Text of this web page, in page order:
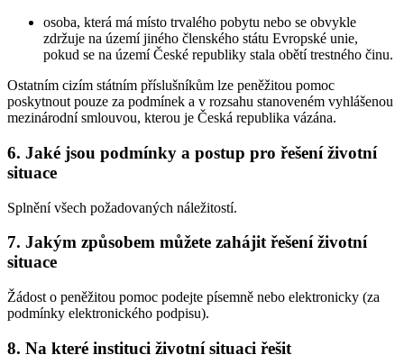
osoba, která má místo trvalého pobytu nebo se obvykle
zdržuje na území jiného členského státu Evropské unie,
pokud se na území České republiky stala obětí trestného činu.
Ostatním cizím státním příslušníkům lze peněžitou pomoc
poskytnout pouze za podmínek a v rozsahu stanoveném vyhlášenou
mezinárodní smlouvou, kterou je Česká republika vázána.
6. Jaké jsou podmínky a postup pro řešení životní
situace
Splnění všech požadovaných náležitostí.
7. Jakým způsobem můžete zahájit řešení životní
situace
Žádost o peněžitou pomoc podejte písemně nebo elektronicky (za
podmínky elektronického podpisu).
8. Na které instituci životní situaci řešit